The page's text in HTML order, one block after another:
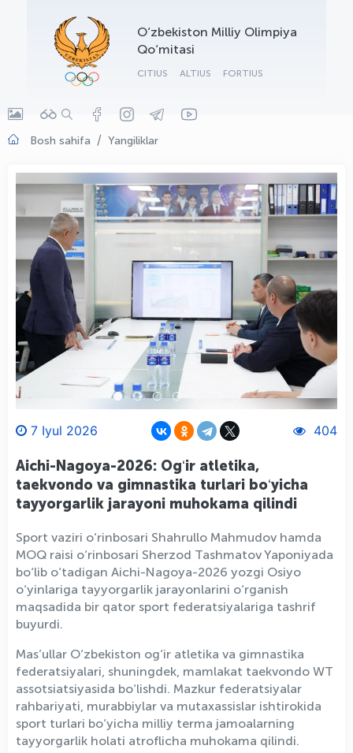
O‘zbekiston Milliy Olimpiya
Qo‘mitasi
CITIUS ALTIUS FORTIUS
Bosh sahifa Yangiliklar
7 Iyul 2026 404
Aichi-Nagoya-2026: Ogʻir atletika,
taekvondo va gimnastika turlari boʻyicha
tayyorgarlik jarayoni muhokama qilindi
Sport vaziri o‘rinbosari Shahrullo Mahmudov hamda
MOQ raisi o‘rinbosari Sherzod Tashmatov Yaponiyada
bo‘lib o‘tadigan Aichi-Nagoya-2026 yozgi Osiyo
o‘yinlariga tayyorgarlik jarayonlarini o‘rganish
maqsadida bir qator sport federatsiyalariga tashrif
buyurdi.
Mas’ullar O‘zbekiston og‘ir atletika va gimnastika
federatsiyalari, shuningdek, mamlakat taekvondo WT
assotsiatsiyasida bo‘lishdi. Mazkur federatsiyalar
rahbariyati, murabbiylar va mutaxassislar ishtirokida
sport turlari bo‘yicha milliy terma jamoalarning
tayyorgarlik holati atroflicha muhokama qilindi.
OLYMPCHIK AI - yordamchi
Onlayn · olympic.uz